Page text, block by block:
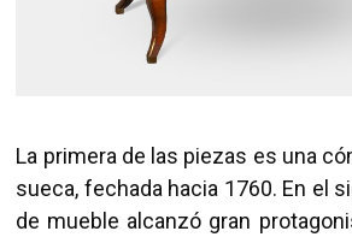
La primera de las piezas es una
sueca, fechada hacia 1760. En el
de mueble alcanzó gran